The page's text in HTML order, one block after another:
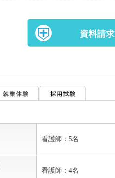
資料請求
看護師：5名
看護師：4名